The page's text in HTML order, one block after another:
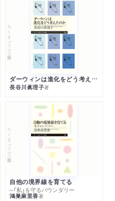
ちくまプリマー新書
ダーウィンは進化をどう考えたのか
長谷川眞理子著
ちくまプリマー新書
自他の境界線を育てる
─「私」を守るバウンダリー
鴻巣麻里香著